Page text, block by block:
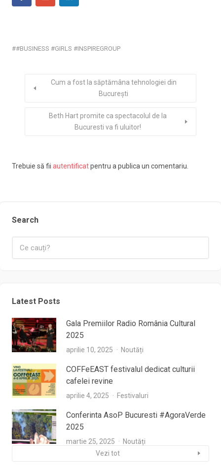
#BUSINESS #GIRLS #INSPIREGROUP
Cum a fost la săptămâna tehnologiei din
București
Beth Hart promite ca spectacolul de la
Bucuresti va fi uluitor!
Trebuie să fii autentificatpentru a publica un comentariu.
Search
Latest Posts
Gala Premiilor Radio România Cultural
2025
aprilie 10, 2025 Noutăți
COFFeEAST festivalul dedicat culturii
cafelei revine
aprilie 4, 2025 Festivaluri
Conferinta AsoP Bucuresti #AgoraVerde
2025
martie 25, 2025
Noutăți
Vezi tot